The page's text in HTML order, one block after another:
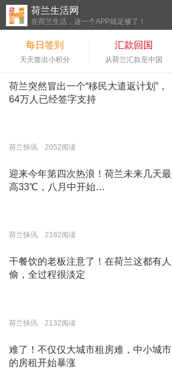
荷兰生活网
在荷兰生活，这一个APP就足够了！
每日签到
天天签出小积分
汇款回国
从荷兰汇款至中国
荷兰突然冒出一个“移民大遣返计划”，
64万人已经签字支持
荷兰快讯 2052阅读
迎来今年第四次热浪！荷兰未来几天最
高33℃，八月中开始…
荷兰快讯 2182阅读
干餐饮的老板注意了！在荷兰这都有人
偷，全过程很淡定
荷兰快讯 2132阅读
难了！不仅仅大城市租房难，中小城市
的房租开始暴涨